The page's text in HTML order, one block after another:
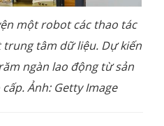
một robot các thao tác
trung tâm dữ liệu. Dự kiến
ngàn lao động từ sản
Ảnh: Getty Image